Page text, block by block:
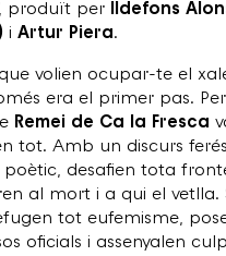
produït per
Ildefons
i Artur Piera.
que volien ocupar-te el
era el primer pas.
Remei de Ca la Fresca
tot. Amb un discurs
desafien tota
al mort i a qui el vetlla.
tot eufemisme,
oficials i assenyalen